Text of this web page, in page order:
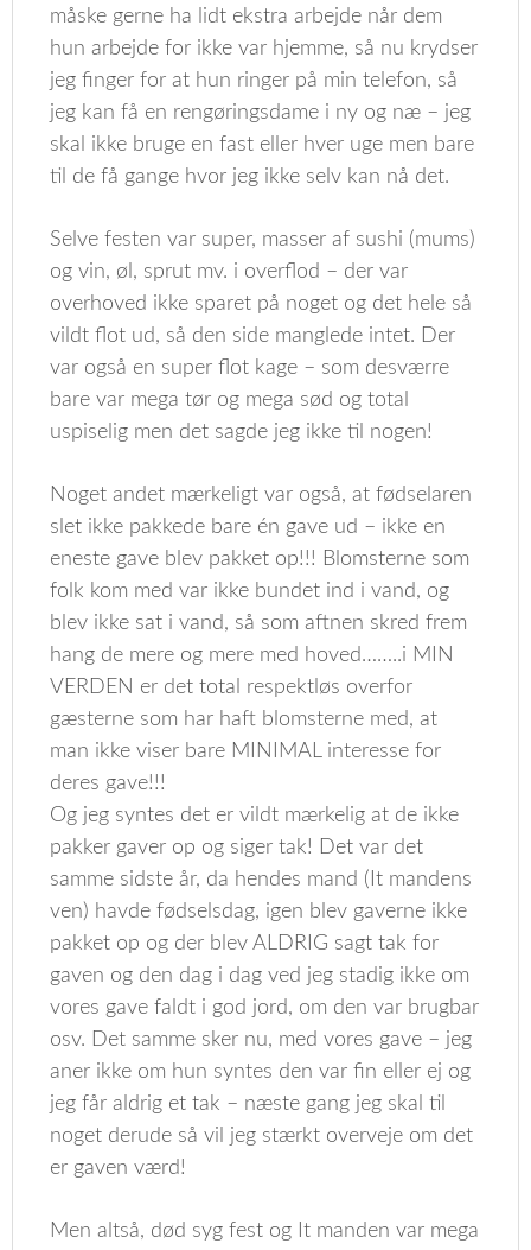
måske gerne ha lidt ekstra arbejde når dem
hun arbejde for ikke var hjemme, så nu krydser
jeg finger for at hun ringer på min telefon, så
jeg kan få en rengøringsdame i ny og næ – jeg
skal ikke bruge en fast eller hver uge men bare
til de få gange hvor jeg ikke selv kan nå det.
Selve festen var super, masser af sushi (mums)
og vin, øl, sprut mv. i overflod – der var
overhoved ikke sparet på noget og det hele så
vildt flot ud, så den side manglede intet. Der
var også en super flot kage – som desværre
bare var mega tør og mega sød og total
uspiselig men det sagde jeg ikke til nogen!
Noget andet mærkeligt var også, at fødselaren
slet ikke pakkede bare én gave ud – ikke en
eneste gave blev pakket op!!! Blomsterne som
folk kom med var ikke bundet ind i vand, og
blev ikke sat i vand, så som aftnen skred frem
hang de mere og mere med hoved……..i MIN
VERDEN er det total respektløs overfor
gæsterne som har haft blomsterne med, at
man ikke viser bare MINIMAL interesse for
deres gave!!!
Og jeg syntes det er vildt mærkelig at de ikke
pakker gaver op og siger tak! Det var det
samme sidste år, da hendes mand (It mandens
ven) havde fødselsdag, igen blev gaverne ikke
pakket op og der blev ALDRIG sagt tak for
gaven og den dag i dag ved jeg stadig ikke om
vores gave faldt i god jord, om den var brugbar
osv. Det samme sker nu, med vores gave – jeg
aner ikke om hun syntes den var fin eller ej og
jeg får aldrig et tak – næste gang jeg skal til
noget derude så vil jeg stærkt overveje om det
er gaven værd!
Men altså, død syg fest og It manden var mega